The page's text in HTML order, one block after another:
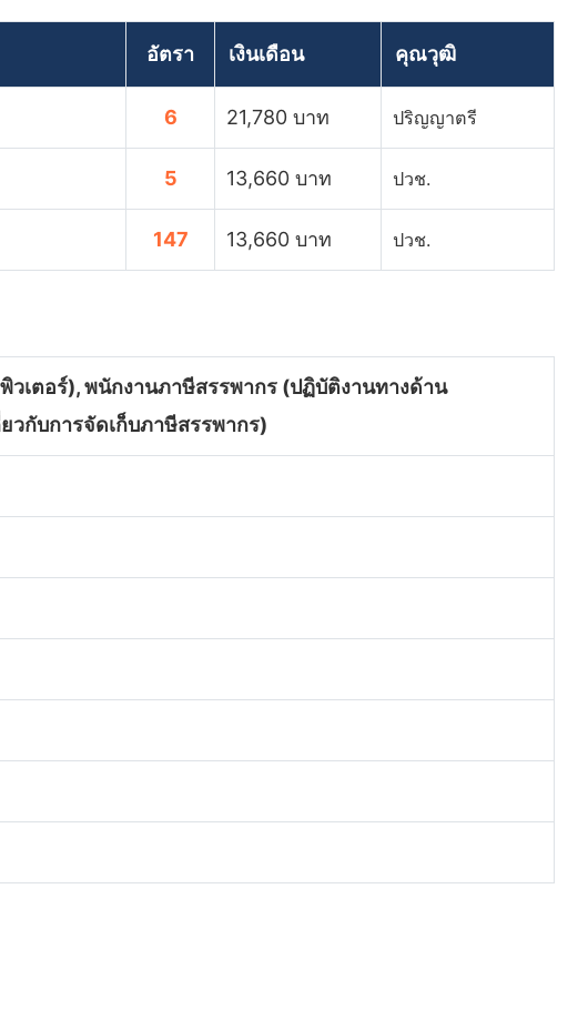
อัตรา เงินเดือน คุณวุฒิ
6 21,780 บาท ปริญญาตรี
5 13,660 บาท ปวช.
147 13,660 บาท ปวช.
เตอร์), พนักงานภาษีสรรพากร (ปฏิบัติงานทางด้าน
วกับการจัดเก็บภาษีสรรพากร)